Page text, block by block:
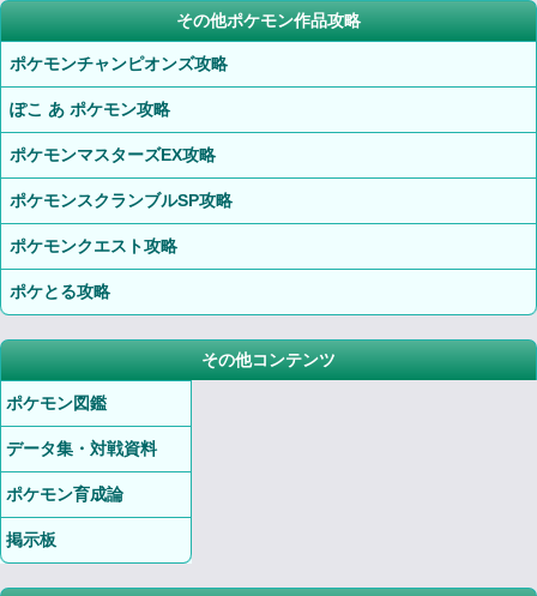
その他ポケモン作品攻略
ポケモンチャンピオンズ攻略
ぽこ あ ポケモン攻略
ポケモンマスターズEX攻略
ポケモンスクランブルSP攻略
ポケモンクエスト攻略
ポケとる攻略
その他コンテンツ
ポケモン図鑑
データ集・対戦資料
ポケモン育成論
掲示板